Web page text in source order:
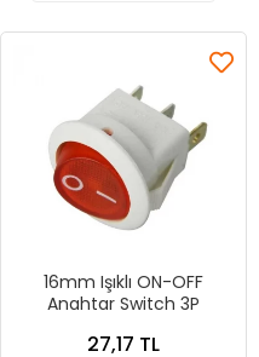
16mm Işıklı ON-OFF
Anahtar Switch 3P
27,17 TL